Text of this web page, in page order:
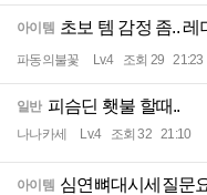
아이템 초보 템 감정 좀.. 레
파동의불꽃 Lv.4 조회 29 21:23
일반 피슴딘 횃불 할때..
나나카세 Lv.4 조회 32 21:10
아이템 심연뼈대시세질문